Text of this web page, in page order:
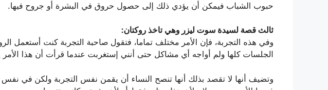
حبوب الشباب فيمكن أن يؤدي ذلك إلى حصول حروق في البشرة أو جروح فيها.
ثالث قصة لسيدة سوت ليزر وهي تاخذ روكتان:
وفي هذه التجربة، فإن الأمر مختلف تماما، فتقول صاحبة التجربة كنت
الجلسات كلها ولم أواجه أي مشاكل حتى أنني إستغربت عندما قرأت أن هذا
وتضيف أنها لا تقصد بذلك أنها تنصح النساء أن يقمن نفس التجربة ولكن في